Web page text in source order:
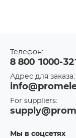
Телефон:
8 800 1000-
Адрес для заказа:
For suppliers:
Мы в соцсетях